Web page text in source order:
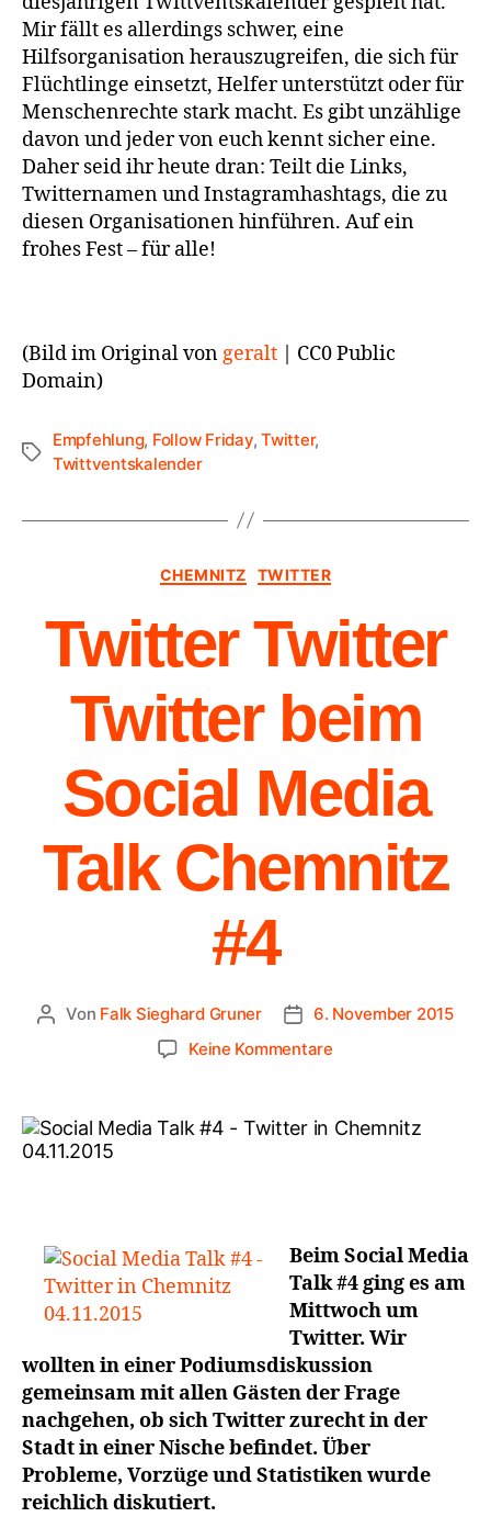
Mir fällt es allerdings schwer, eine
Hilfsorganisation herauszugreifen, die sich für
Flüchtlinge einsetzt, Helfer unterstützt oder für
Menschenrechte stark macht. Es gibt unzählige
davon und jeder von euch kennt sicher eine.
Daher seid ihr heute dran: Teilt die Links,
Twitternamen und Instagramhashtags, die zu
diesen Organisationen hinführen. Auf ein
frohes Fest – für alle!
(Bild im Original von geralt | CC0 Public
Domain)
Empfehlung, Follow Friday,Twitter,
Twittventskalender
CHEMNITZ TWITTER
Twitter Twitter
Twitter beim
Social Media
Talk Chemnitz
#4
Von Falk Sieghard Gruner
6. November 2015
Keine Kommentare
Beim Social Media
Talk #4 ging es am
Mittwoch um
Twitter. Wir
wollten in einer Podiumsdiskussion
gemeinsam mit allen Gästen der Frage
nachgehen, ob sich Twitter zurecht in der
Stadt in einer Nische befindet. Über
Probleme, Vorzüge und Statistiken wurde
reichlich diskutiert.